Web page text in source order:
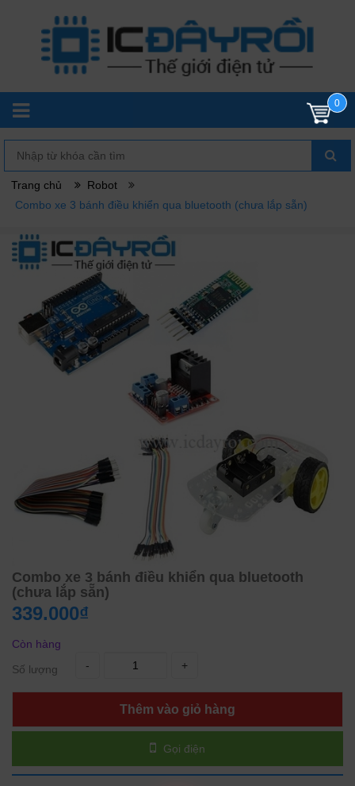
0
Trang chủ
Robot
Combo xe 3 bánh điều khiển qua bluetooth (chưa lắp sẵn)
Combo xe 3 bánh điều khiển qua bluetooth
(chưa lắp sẵn)
339.000₫
Còn hàng
Số lượng
- +
Thêm vào giỏ hàng
Gọi điện